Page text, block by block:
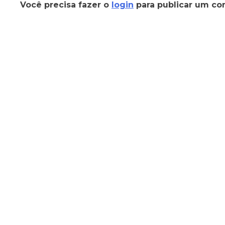
Você precisa fazer o login para publicar um